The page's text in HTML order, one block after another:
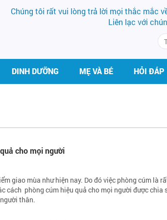
Chúng tôi rất vui lòng trả lời mọi thắc mắc
Liên lạc với
DINH DƯỠNG MẸ VÀ BÉ HỎI ĐÁP
cho mọi người
giao mùa như hiện nay. Do đó việc phòng cúm là
cách phòng cúm hiệu quả cho mọi người được chia
thân.